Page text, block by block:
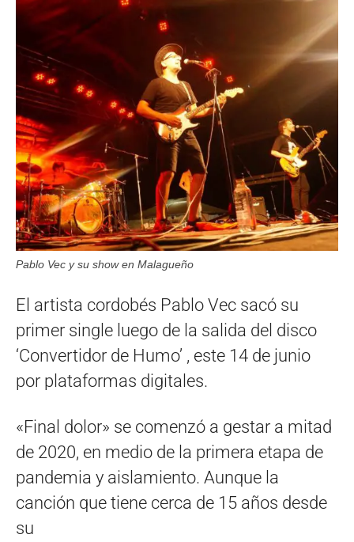
Pablo Vec y su show en Malagueño
El artista cordobés Pablo Vec sacó su
primer single luego de la salida del disco
‘Convertidor de Humo’ , este 14 de junio
por plataformas digitales.
«Final dolor» se comenzó a gestar a mitad
de 2020, en medio de la primera etapa de
pandemia y aislamiento. Aunque la
canción que tiene cerca de 15 años desde
su